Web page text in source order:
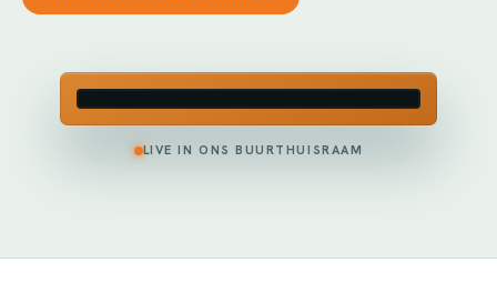
LIVE IN ONS BUURTHUISRAAM